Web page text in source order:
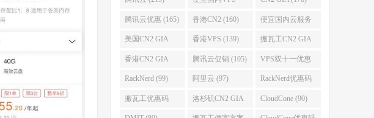
(184)
腾讯云优惠 (165) 香港CN2 (160) 便宜国内云服务
器 (152)
美国CN2 GIA
(141)
香港VPS (139) 搬瓦工CN2 GIA
(118)
香港CN2 GIA
(111)
腾讯云促销 (105) VPS双十一优惠
(102)
RackNerd (99) 阿里云 (97) RackNerd优惠码
(93)
搬瓦工优惠码
(92)
洛杉矶CN2 GIA
(92)
CloudCone (90)